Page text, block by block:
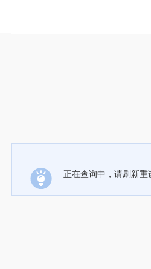
正在查询中，请刷新重